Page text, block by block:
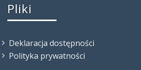
Pliki
Deklaracja dostępności
Polityka prywatności